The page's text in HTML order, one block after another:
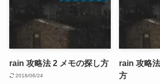
rain 攻略法 2 メモの探し方
2018/06/24
rain 攻略
方